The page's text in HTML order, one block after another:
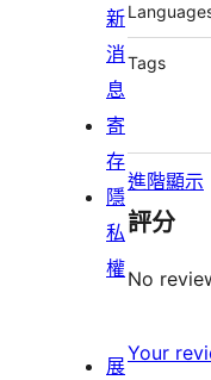
Tags
進階顯示
評分
No
Your
新
消
息
寄
存
隱
私
權
展